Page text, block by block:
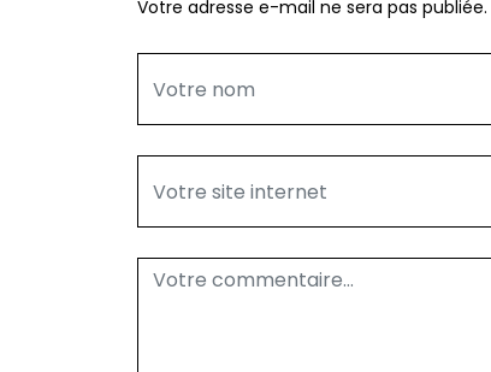
Votre adresse e-mail ne sera pas publiée.